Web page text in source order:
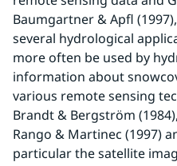
Baumgartner & Apfl
several hydrological
more often be used by
information about
various remote sensing
Brandt & Bergström
Rango & Martinec (1997)
particular the satellite